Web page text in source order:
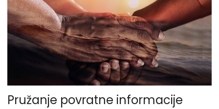
Pružanje povratne informacije